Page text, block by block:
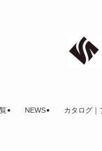
NEWS カタログ｜